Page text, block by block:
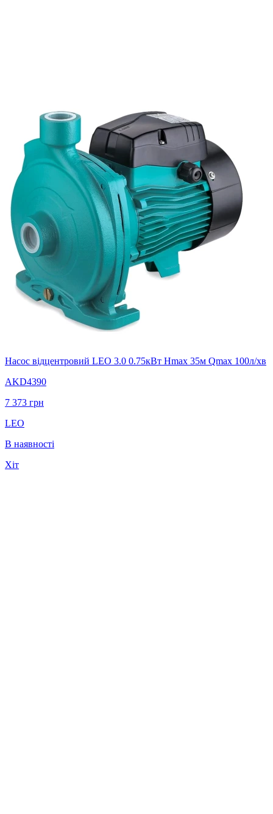
Насос відцентровий LEO 3.0 0.75кВт Hmax 35м Qmax 100л/хв
AKD4390
7 373 грн
LEO
В наявності
Хіт